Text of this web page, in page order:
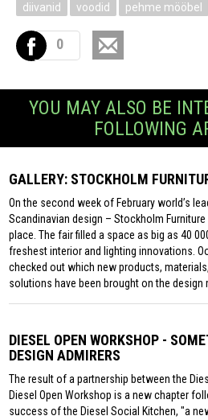
diivanid voodid pehme mööbel
0
YOU MAY ALSO BE
FOLLOWING
GALLERY: STOCKHOLM
On the second week of February world’s
Scandinavian design – Stockholm
place. The fair filled a space as big as 40
freshest interior and lighting innovations.
checked out which new products,
solutions have been brought on the design
DIESEL OPEN WORKSHOP -
DESIGN ADMIRERS
The result of a partnership between the
Diesel Open Workshop is a new chapter
success of the Diesel Social Kitchen, "a